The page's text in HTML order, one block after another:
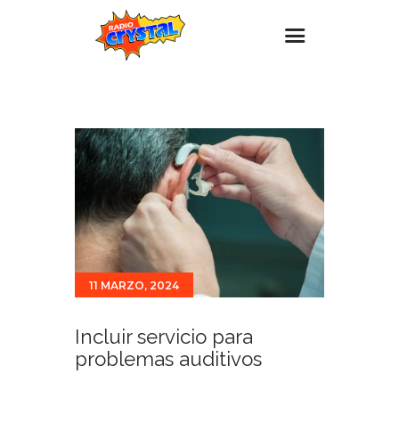
Estaciones
Eventos
Promociones
Noticias
Para ti
Contacto
11 MARZO, 2024
Incluir servicio para
problemas auditivos